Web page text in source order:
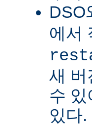
DSO
에서
새 버
수
있다.